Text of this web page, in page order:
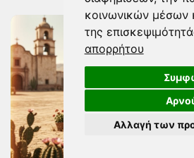
κοινωνικών μέσων
της
απορρήτου
Αλλαγή των